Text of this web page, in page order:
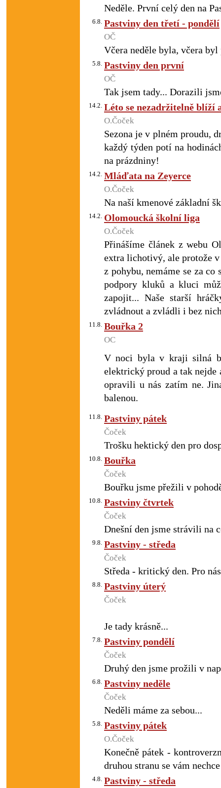
Neděle. První celý den na
6.8. Pastviny den třetí - pondělí
OČ
Včera neděle byla, včera byl
5.8. Pastviny den první
OČ
Tak jsem tady... Dorazili
14.2. Léto se nezadržitelně blíží
O.Čoček
Sezona je v plném proudu,
každý týden potí na
na prázdniny!
14.2. Mláďata na Zeyerce
O.Čoček
Na naší kmenové základní
14.2. Olomoucká školní liga
O.Čoček
Přinášíme článek z webu
extra lichotivý, ale protože
z pohybu, nemáme se za
podpory kluků a kluci
zapojit... Naše starší
zvládnout a zvládli i bez
11.8. Bouřka 2
OC
V noci byla v kraji silná
elektrický proud a tak
opravili u nás zatím ne.
balenou.
11.8. Pastviny pátek
Čoček
Trošku hektický den pro
10.8. Bouřka
Čoček
Bouřku jsme přežili v
10.8. Pastviny čtvrtek
Čoček
Dnešní den jsme strávili na
9.8. Pastviny - středa
Čoček
Středa - kritický den. Pro
8.8. Pastviny úterý
Čoček
Je tady krásně...
7.8. Pastviny pondělí
Čoček
Druhý den jsme prožili v
6.8. Pastviny neděle
Čoček
Neděli máme za sebou...
5.8. Pastviny pátek
O.Čoček
Konečně pátek -
druhou stranu se vám
4.8. Pastviny - středa